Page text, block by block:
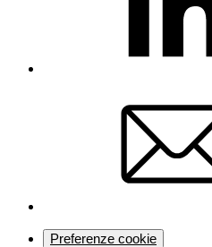
Preferenze cookie